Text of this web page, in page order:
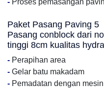
- Proses pemasangan
Paket Pasang Paving 5
Pasang conblock dari
tinggi 8cm kualitas
- Perapihan area
- Gelar batu makadam
- Pemadatan dengan mesin